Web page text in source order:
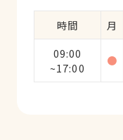
時間 月
09:00
~17:00
●